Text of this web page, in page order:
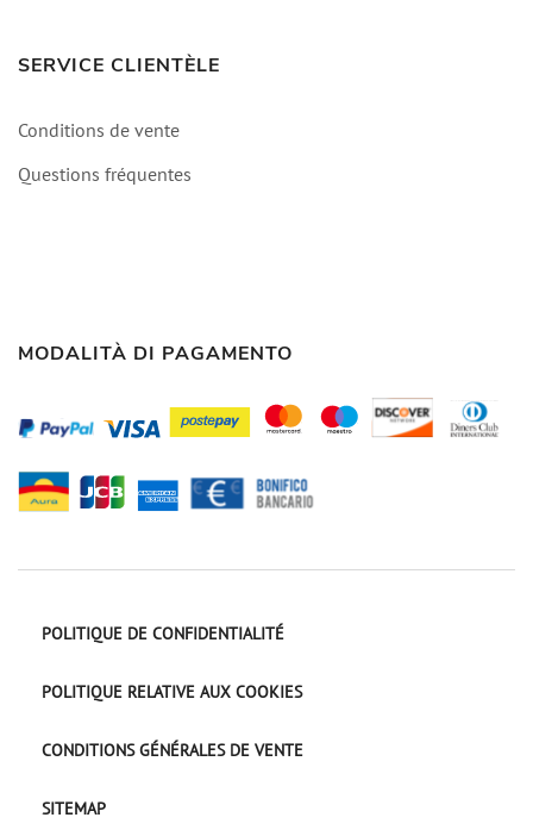
SERVICE CLIENTÈLE
Conditions de vente
Questions fréquentes
MODALITÀ DI PAGAMENTO
POLITIQUE DE CONFIDENTIALITÉ
POLITIQUE RELATIVE AUX COOKIES
CONDITIONS GÉNÉRALES DE VENTE
SITEMAP